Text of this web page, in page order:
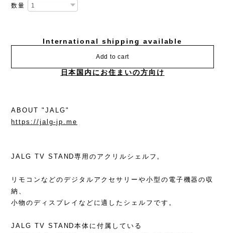
数量
International shipping available
Add to cart
日本国内にお住まいの方向け
ABOUT "JALG"
https://jalg-jp.me
JALG TV STAND専用のアクリルシェルフ。
リモコンなどのデジタルアクセサリーや小型の電子機器の収
納、
小物のディスプレイなどに適したシェルフです。
JALG TV STAND本体に付属している